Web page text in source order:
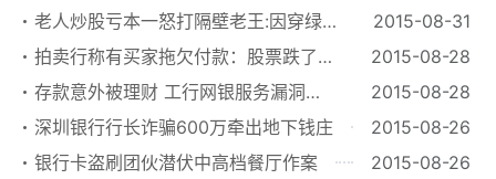
妇赶出家门
老人炒股亏本一怒打隔壁老王:因穿绿
衬衫还乌鸦嘴
2015-08-31
拍卖行称有买家拖欠付款：股票跌了没
钱了
2015-08-28
存款意外被理财 工行网银服务漏洞引
投资者不满
2015-08-28
深圳银行行长诈骗600万牵出地下钱庄
2015-08-26
银行卡盗刷团伙潜伏中高档餐厅作案
2015-08-26